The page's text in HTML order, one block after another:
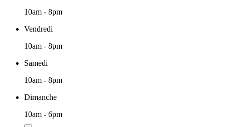
10am - 8pm
Vendredi
10am - 8pm
Samedi
10am - 8pm
Dimanche
10am - 6pm